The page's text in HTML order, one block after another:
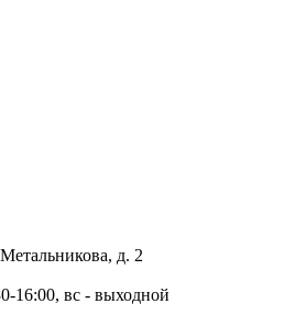
д. 2
16:00, вс - выходной